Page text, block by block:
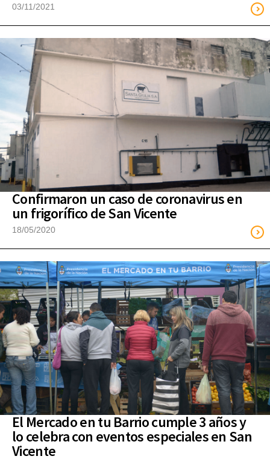
03/11/2021
Confirmaron un caso de coronavirus en
un frigorífico de San Vicente
18/05/2020
El Mercado en tu Barrio cumple 3 años y
lo celebra con eventos especiales en San
Vicente